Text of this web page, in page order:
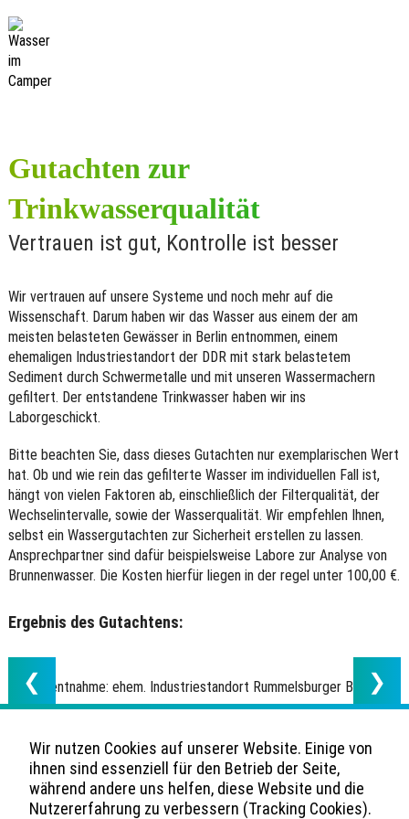
Gutachten zur
Trinkwasserqualität
Vertrauen ist gut, Kontrolle ist besser
Wir vertrauen auf unsere Systeme und noch mehr auf die
Wissenschaft. Darum haben wir das Wasser aus einem der am
meisten belasteten Gewässer in Berlin entnommen, einem
ehemaligen Industriestandort der DDR mit stark belastetem
Sediment durch Schwermetalle und mit unseren Wassermachern
gefiltert. Der entstandene Trinkwasser haben wir ins
Laborgeschickt.
Bitte beachten Sie, dass dieses Gutachten nur exemplarischen Wert
hat. Ob und wie rein das gefilterte Wasser im individuellen Fall ist,
hängt von vielen Faktoren ab, einschließlich der Filterqualität, der
Wechselintervalle, sowie der Wasserqualität. Wir empfehlen Ihnen,
selbst ein Wassergutachten zur Sicherheit erstellen zu lassen.
Ansprechpartner sind dafür beispielsweise Labore zur Analyse von
Brunnenwasser. Die Kosten hierfür liegen in der regel unter 100,00 €.
Ergebnis des Gutachtens:
❮ ❯
Wasserentnahme: ehem. Industriestandort Rummelsburger Bucht
(Berlin)
Mehr über den Rummelsburger See im Zusammenhang mit der
Schadstoffbelastung durch den ehemaligen Industriestandort in der
DDR finden Sie
hier.
Wir nutzen Cookies auf unserer Website. Einige von
ihnen sind essenziell für den Betrieb der Seite,
während andere uns helfen, diese Website und die
Nutzererfahrung zu verbessern (Tracking Cookies).